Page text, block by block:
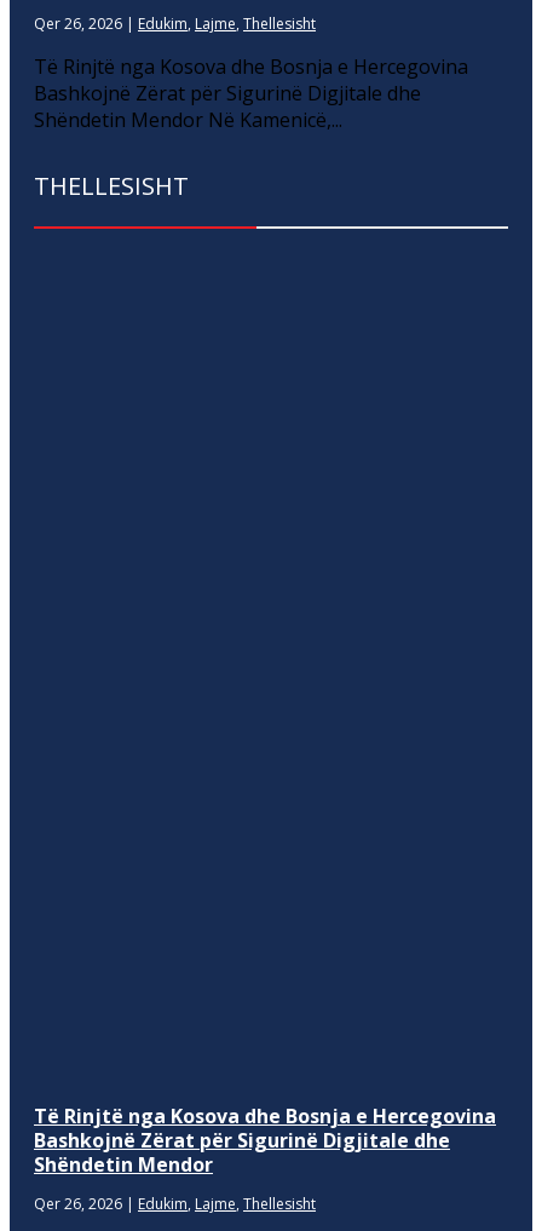
Qer 26, 2026 | Edukim, Lajme, Thellesisht
Të Rinjtë nga Kosova dhe Bosnja e Hercegovina
Bashkojnë Zërat për Sigurinë Digjitale dhe
Shëndetin Mendor Në Kamenicë,...
THELLESISHT
Të Rinjtë nga Kosova dhe Bosnja e Hercegovina
Bashkojnë Zërat për Sigurinë Digjitale dhe
Shëndetin Mendor
Qer 26, 2026 | Edukim, Lajme, Thellesisht